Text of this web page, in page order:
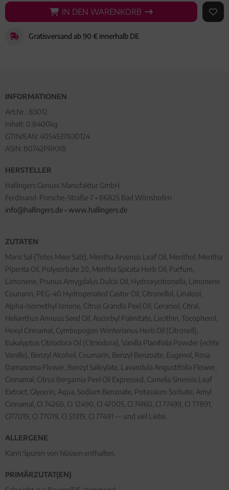
IN DEN WARENKORB
IN DEN WARENKORB AUF
Gratisversand ab 90 € innerhalb DE
INFORMATIONEN
Art.Nr.: 83012
Inhalt: 0.8400kg
GTIN/EAN: 4054537830124
ASIN: B0742PRKX8
HERSTELLER
Hallingers Genuss Manufaktur GmbH
Ferdinand-Porsche-Straße 7 • 86825 Bad Wörishofen
info@hallingers.de • www.hallingers.de
ZUTATEN
Maris Sal (Totes Meer Salz), Mentha Arvensis Leaf Oil, Menthol, Mentha
Piperita Oil, Polysorbate 20, Mentha Spicata Herb Oil, Parfum,
Limonene, Prunus Amygdalus Dulcis Oil, Hydroxycitronella, Limonene
Counarin, PEG-40 Hydrogenated Castor Oil, Citronellol, Linalool,
Alpha-Isomethyl Ionone, Citrus Grandis Peel Oil, Geraniol, Citral,
Helianthus Annuus Seed Oil, Ascorbyl Palmitate, Lecithin, Tocopherol,
Hexyl Cinnamal, Cymbopogon Winterianus Herb Oil (Citronell),
Eukalyptus Citriodora Oil (Citriodora), Vanilla Planifolia Powder (echte
Vanille), Benzyl Alcohol, Coumarin, Benzyl Benzoate, Eugenol, Rosa
Damascena Flower, Benzyl Salicylate, Lavandula Angustifolia Flower,
Cinnamal, Citrus Bergamia Peel Oil Expressed, Camelia Sinensis Leaf
Extract, Glycerin, Aqua, Sodium Benzoate, Potassium Sorbate, Amyl
Cinnamal, CI 74260, CI 12490, CI 47005, Cl 74160, Cl 77499, CI 77891,
Cl77019, CI 77019, CI 51319, CI 77491 — und viel Liebe.
ALLERGENE
Kann Spuren von Nüssen enthalten.
PRIMÄRZUTAT(EN)